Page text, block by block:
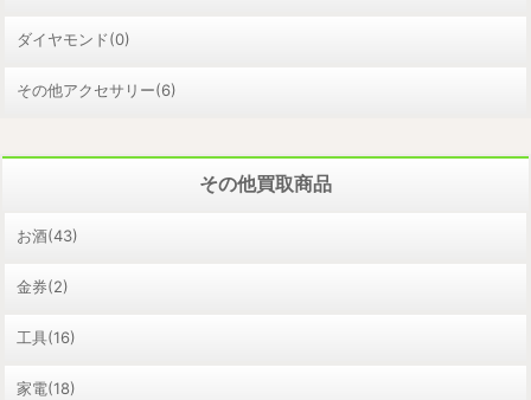
ダイヤモンド(0)
その他アクセサリー(6)
その他買取商品
お酒(43)
金券(2)
工具(16)
家電(18)